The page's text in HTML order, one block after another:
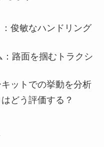
俊敏なハンドリング
路面を掴むトラクシ
ットでの挙動を分析
どう評価する？